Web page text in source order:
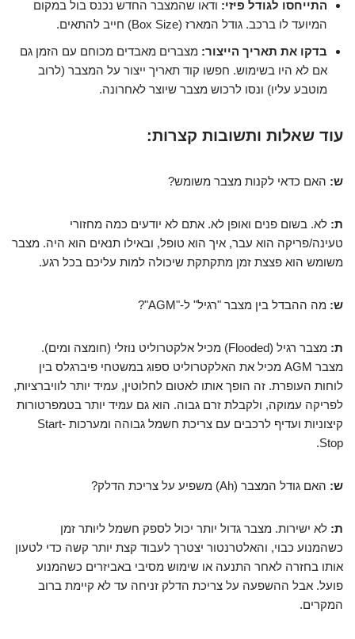
התייחסו לגודל פיזי: ודאו שהמצבר החדש נכנס בול במקום
המיועד לו ברכב. גודל המארז (Box Size) חייב להתאים.
בדקו את תאריך הייצור: מצברים מאבדים מכוחם עם הזמן גם
אם לא היו בשימוש. חפשו קוד תאריך ייצור על המצבר (לרוב
מוטבע עליו) ונסו לרכוש מצבר שיוצר לאחרונה.
עוד שאלות ותשובות קצרות:
ש: האם כדאי לקנות מצבר משומש?
ת: לא. בשום פנים ואופן לא. אתם לא יודעים כמה מחזורי
טעינה/פריקה הוא עבר, איך הוא טופל, ובאילו תנאים הוא היה. מצבר
משומש הוא פצצת זמן מתקתקת שיכולה למות עליכם בכל רגע.
ש: מה ההבדל בין מצבר "רגיל" ל-"AGM"?
ת:
מצבר רגיל (Flooded) מכיל אלקטרוליט נוזלי (חומצה ומים).
מצבר AGM מכיל את האלקטרוליט ספוג במשטחי פיברגלס בין
לוחות העופרת. זה הופך אותו לאטום לחלוטין, עמיד יותר לוויברציות,
לפריקה עמוקה, ולקבלת זרם גבוה. הוא גם עמיד יותר בטמפרטורות
קיצוניות ועדיף לרכבים עם צריכת חשמל גבוהה ומערכות Start-
Stop.
ש: האם גודל המצבר (Ah) משפיע על צריכת הדלק?
ת: לא ישירות. מצבר גדול יותר יכול לספק חשמל ליותר זמן
כשהמנוע כבוי, והאלטרנטור יצטרך לעבוד קצת יותר קשה כדי לטעון
אותו בחזרה לאחר התנעה או שימוש מסיבי באביזרים כשהמנוע
פועל. אבל ההשפעה על צריכת הדלק זניחה עד לא קיימת ברוב
המקרים.